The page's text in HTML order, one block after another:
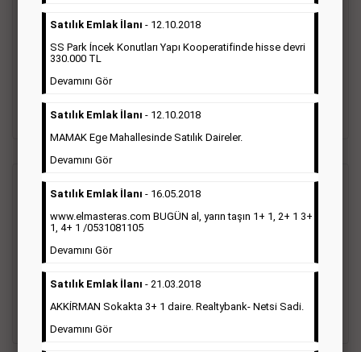
Hürriyet gazetesi Seri ilanlar; emlak ilanı, eleman ilanı, zayi
ilanı, vasıta ilanı başlıkları altında toplanmaktadır. Hürriyet
gazetesi seri ilanlar, Türkiye baskısı, İstanbul baskısı, Ankara
bütün bölgelerde yayınlanabilmektedir.
Detaylı Bilgi & İlan Örnekleri
Sosyal İlan (Vefat, Başsağlığı, Anma, Teşekkür)
Gazetelerin sosyal ilan diye adlandırdığı bu ilan türü altında
vefat ilanı anma ilan, başsağlığı ilanı, teşekkür ilanı vb. ilan
türleri toplanmaktadır. Ticari amaç gütmeyen bu ilan çeşidin
de fiyatlandırma ilanın kapladığı alan üzerinden fiyatlandırılır.
Diğer çerçeveli ilanlara göre daha ekonomiktir.
Satılık Emlak İlanı - 12.10.2018
SS Park İncek Konutları Yapı Kooperatifinde hisse devri
330.000 TL
Devamını Gör
Satılık Emlak İlanı - 12.10.2018
MAMAK Ege Mahallesinde Satılık Daireler.
Devamını Gör
Satılık Emlak İlanı - 16.05.2018
www.elmasteras.com BUGÜN al, yarın taşın 1+ 1, 2+ 1 3+
1, 4+ 1 /0531081105
Devamını Gör
Satılık Emlak İlanı - 21.03.2018
AKKİRMAN Sokakta 3+ 1 daire. Realtybank- Netsi Sadi.
Devamını Gör